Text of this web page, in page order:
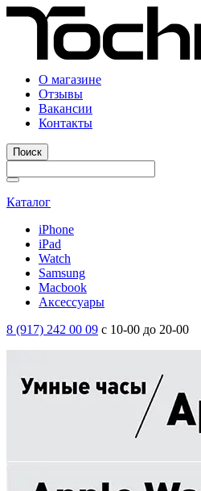
О магазине
Отзывы
Вакансии
Контакты
Поиск
Каталог
iPhone
iPad
Watch
Samsung
Macbook
Аксессуары
8 (917) 242 00 09 с 10-00 до 20-00